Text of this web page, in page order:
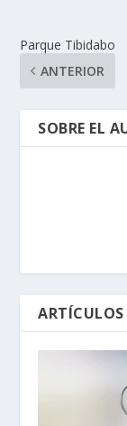
Parque Tibidabo
ANTERIOR
SOBRE EL